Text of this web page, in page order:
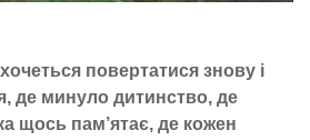
повертатися знову і
де минуло дитинство, де
щось пам’ятає, де кожен